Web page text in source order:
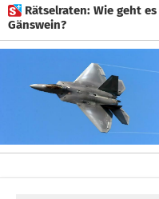
 Rätselraten: Wie geht es weiter mit Erzbischof Georg
Gänswein?